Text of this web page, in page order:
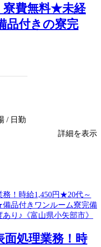
寮費無料★未経
品付きの寮完
/ 日勤
詳細を表示
面処理業務！時